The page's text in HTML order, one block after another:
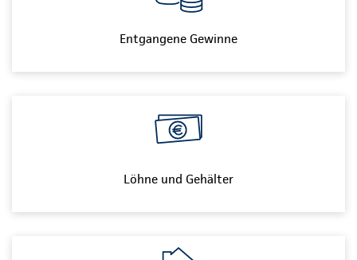
Entgangene Gewinne
Löhne und Gehälter